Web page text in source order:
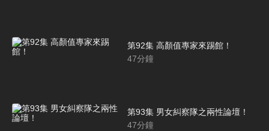
第92集 高顏值專家來踢館！
47分鐘
第93集 男女糾察隊之兩性論壇！
47分鐘